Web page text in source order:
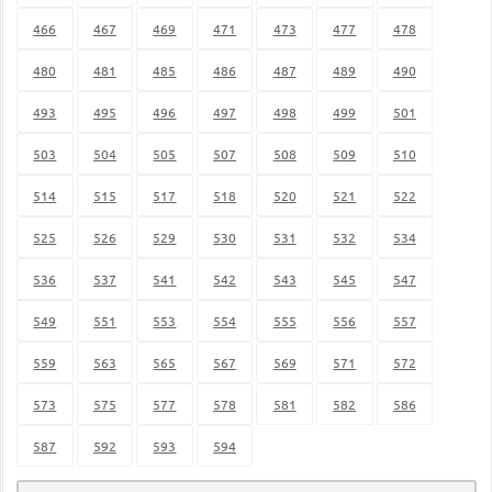
466 467 469 471 473 477 478
480 481 485 486 487 489 490
493 495 496 497 498 499 501
503 504 505 507 508 509 510
514 515 517 518 520 521 522
525 526 529 530 531 532 534
536 537 541 542 543 545 547
549 551 553 554 555 556 557
559 563 565 567 569 571 572
573 575 577 578 581 582 586
587 592 593 594